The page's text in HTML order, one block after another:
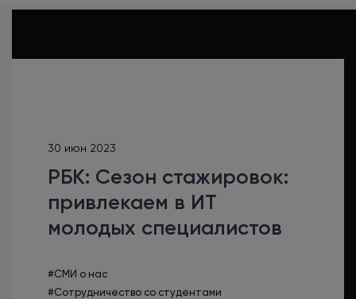
30 июн 2023
РБК: Сезон стажировок:
привлекаем в ИТ
молодых специалистов
#СМИ о нас
#Сотрудничество со студентами